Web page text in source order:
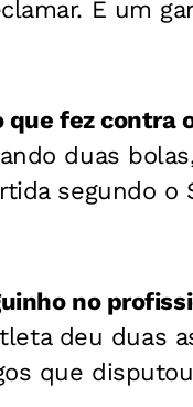
É um
fez contra
duas
segundo o
no
deu duas
que